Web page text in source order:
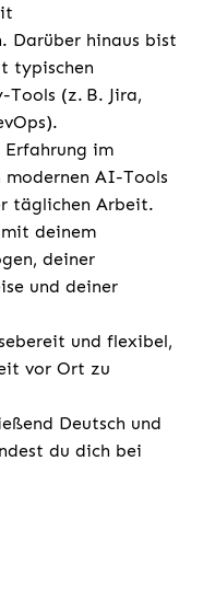
Darüber hinaus bist
typischen
Tools (z. B. Jira,
Erfahrung im
AI-Tools
täglichen Arbeit.
deinem
deiner
und deiner
und flexibel,
vor Ort zu
Deutsch und
du dich bei